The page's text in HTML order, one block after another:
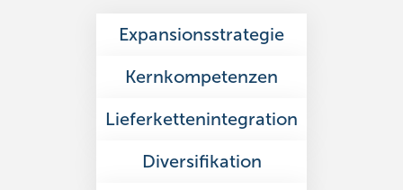
Expansionsstrategie
Kernkompetenzen
Lieferkettenintegration
Diversifikation